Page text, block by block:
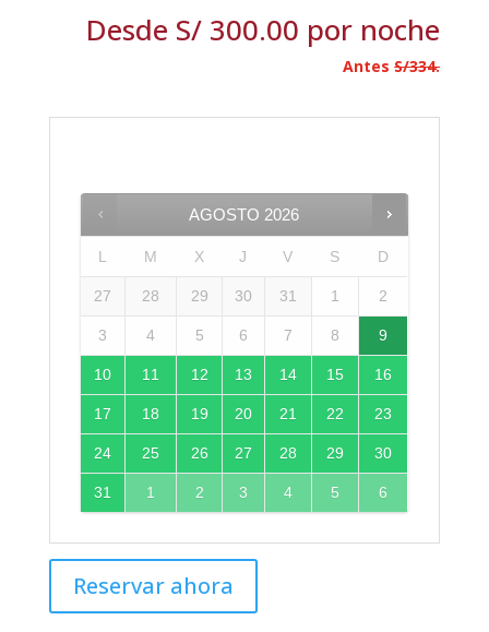
Desde S/ 300.00 por noche
AntesS/334.
AGOSTO 2026
L M X J V S D
27 28 29 30 31 1 2
3 4 5 6 7 8 9
10 11 12 13 14 15 16
17 18 19 20 21 22 23
24 25 26 27 28 29 30
31 1 2 3 4 5 6
Reservar ahora